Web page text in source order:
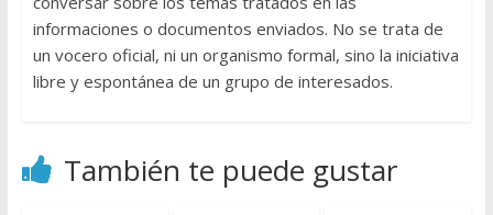
informaciones o documentos enviados. No se trata de
un vocero oficial, ni un organismo formal, sino la iniciativa
libre y espontánea de un grupo de interesados.
También te puede gustar